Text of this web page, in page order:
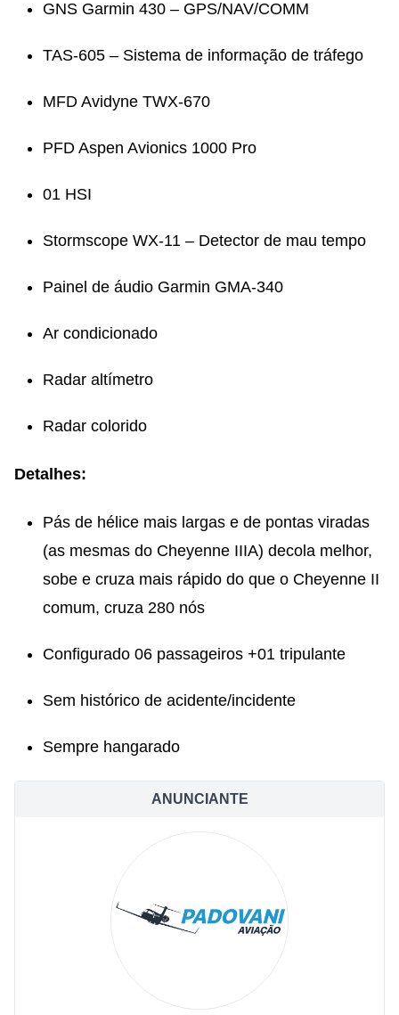
GNS Garmin 430 – GPS/NAV/COMM
TAS-605 – Sistema de informação de tráfego
MFD Avidyne TWX-670
PFD Aspen Avionics 1000 Pro
01 HSI
Stormscope WX-11 – Detector de mau tempo
Painel de áudio Garmin GMA-340
Ar condicionado
Radar altímetro
Radar colorido
Detalhes:
Pás de hélice mais largas e de pontas viradas
(as mesmas do Cheyenne IIIA) decola melhor,
sobe e cruza mais rápido do que o Cheyenne II
comum, cruza 280 nós
Configurado 06 passageiros +01 tripulante
Sem histórico de acidente/incidente
Sempre hangarado
ANUNCIANTE